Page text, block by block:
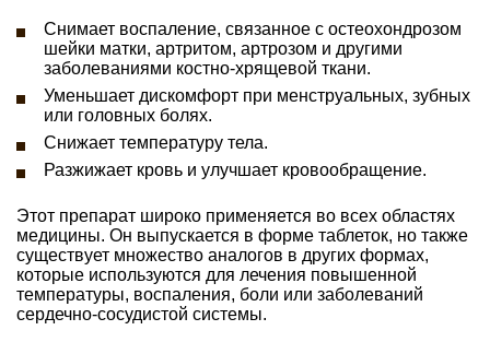
Снимает воспаление, связанное с остеохондрозом
шейки матки, артритом, артрозом и другими
заболеваниями костно-хрящевой ткани.
Уменьшает дискомфорт при менструальных, зубных
или головных болях.
Снижает температуру тела.
Разжижает кровь и улучшает кровообращение.
Этот препарат широко применяется во всех областях
медицины. Он выпускается в форме таблеток, но также
существует множество аналогов в других формах,
которые используются для лечения повышенной
температуры, воспаления, боли или заболеваний
сердечно-сосудистой системы.